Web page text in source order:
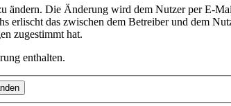
ändern. Die Änderung wird dem Nutzer per E-
das zwischen dem Betreiber und dem
zugestimmt hat.
enthalten.